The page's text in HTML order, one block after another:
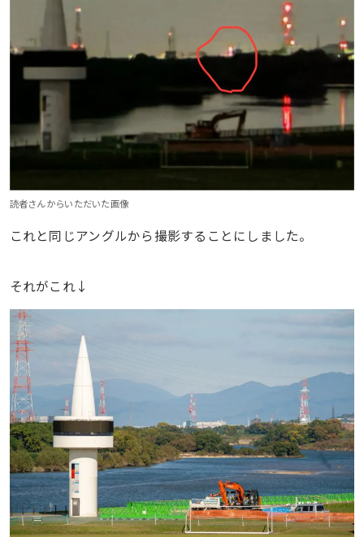
読者さんからいただいた画像
これと同じアングルから撮影することにしました。
それがこれ↓